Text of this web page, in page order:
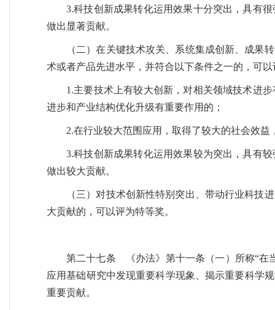
3.科技创新成果转化运用效果十分突出，具有
做出显著贡献。
（二）在关键技术攻关、系统集成创新、成果
术或者产品先进水平，并符合以下条件之一的，可
1.主要技术上有较大创新，对相关领域技术进
进步和产业结构优化升级有重要作用的；
2.在行业较大范围应用，取得了较大的社会效
3.科技创新成果转化运用效果较为突出，具有
做出较大贡献。
（三）对技术创新性特别突出、带动行业科技
大贡献的，可以评为特等奖。
第二十七条 《办法》第十一条（一）所称“在
应用基础研究中发现重要科学现象、揭示重要科学
重要贡献。